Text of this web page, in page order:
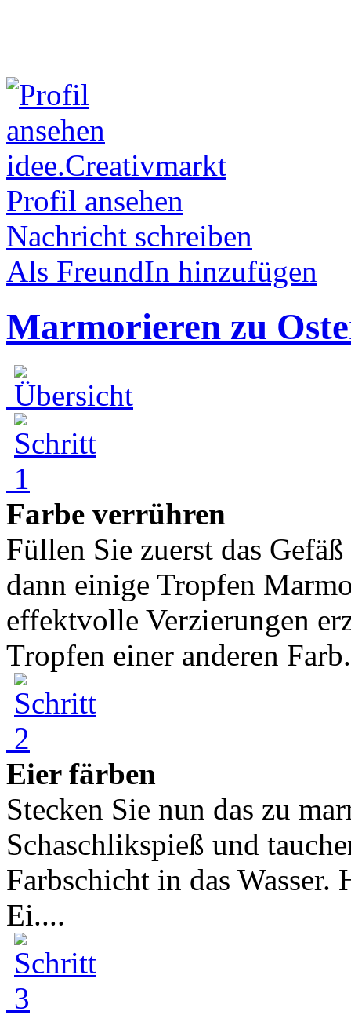
idee.Creativmarkt
Profil ansehen
Nachricht schreiben
Als FreundIn hinzufügen
Marmorieren zu
Farbe verrühren
Füllen Sie zuerst das
dann einige Tropfen
effektvolle Verzierungen
Tropfen einer anderen
Eier färben
Stecken Sie nun das zu
Schaschlikspieß und
Farbschicht in das
Ei....